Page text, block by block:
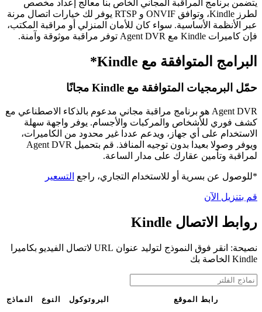
يتضمن برنامج المراقبة المجاني الخاص بنا معالج إعداد مخصص
لطرز Kindle، وتوافق ONVIF و RTSP يوفر لك خيارات اتصال مرنة
عبر الأنظمة الأساسية. سواء كان للأمان المنزلي أو مراقبة المكتب،
فإن كاميرات Kindle مع Agent DVR توفر مراقبة موثوقة وآمنة.
البرامج المتوافقة مع Kindle*
حمّل البرمجيات المتوافقة مع Kindle مجانًا
Agent DVR هو برنامج مراقبة مجاني مدعوم بالذكاء الاصطناعي مع
كشف فوري للأشخاص والمركبات والأجسام. يوفر واجهة سهلة
الاستخدام على أي جهاز، ويدعم عددا غير محدود من الكاميرات،
ويوفر وصولا بعيدا بدون توجيه المنافذ. قم بتحميل Agent DVR
لمراقبة وتأمين عقارك على مدار الساعة.
*للوصول عن بسرية أو للاستخدام التجاري، راجع التسعير
قم بتنزيل الآن
روابط الاتصال Kindle
نصيحة: انقر فوق النموذج لتوليد عنوان URL لاتصال الفيديو بكاميرا
Kindle الخاصة بك
النماذج النوع البروتوكول رابط الموقع